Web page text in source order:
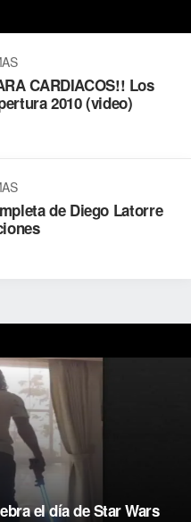
CARDIACOS!! Los
2010 (video)
de Diego Latorre
el día de Star Wars